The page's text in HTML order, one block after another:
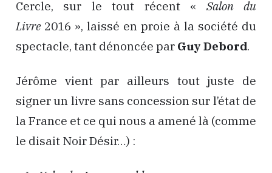
Cercle, sur le tout récent « Salon du
Livre 2016 », laissé en proie à la société du
spectacle, tant dénoncée par Guy Debord.
Jérôme vient par ailleurs tout juste de
signer un livre sans concession sur l’état de
la France et ce qui nous a amené là (comme
le disait Noir Désir…) :